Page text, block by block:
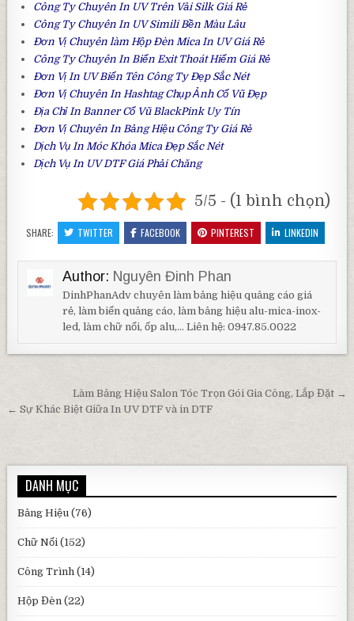
Công Ty ChuyênIn UV Trên Vải SilkGiá Rẻ
Công Ty ChuyênIn UV SimiliBền Màu Lâu
Đơn Vị Chuyên làmHộp Đèn Mica In UVGiá Rẻ
Công Ty Chuyên InBiển Exit Thoát Hiểm Giá Rẻ
Đơn VịIn UV Biển Tên Công TyĐẹp Sắc Nét
Đơn Vị ChuyênIn Hashtag Chụp Ảnh Cổ VũĐẹp
Địa ChỉIn Banner Cổ Vũ BlackPinkUy Tín
Đơn Vị ChuyênIn Bảng Hiệu Công TyGiá Rẻ
Dịch VụIn Móc Khóa Mica Đẹp Sắc Nét
Dịch VụIn UV DTFGiá Phải Chăng
5/5 - (1 bình chọn)
SHARE: TWITTER FACEBOOK PINTEREST LINKEDIN
Author: Nguyên Đinh Phan
DinhPhanAdv chuyên làm bảng hiệu quảng cáo giá
rẻ, làm biển quảng cáo, làm bảng hiệu alu-mica-inox-
led, làm chữ nổi, ốp alu,... Liên hệ: 0947.85.0022
Điều hướng bài viết
Làm Bảng Hiệu Salon Tóc Trọn Gói Gia Công, Lắp Đặt →
← Sự Khác Biệt Giữa In UV DTF và in DTF
DANH MỤC
Bảng Hiệu (76)
Chữ Nổi (152)
Công Trình (14)
Hộp Đèn (22)